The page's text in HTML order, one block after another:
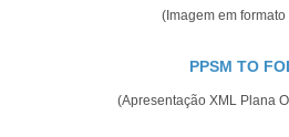
(Imagem em
PPSM TO
(Apresentação XML Plana